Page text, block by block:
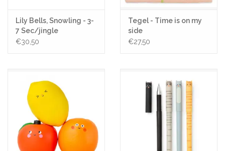
Lily Bells, Snowling - 3-
7 Sec/jingle
€30,50
Tegel - Time is on my
side
€27,50